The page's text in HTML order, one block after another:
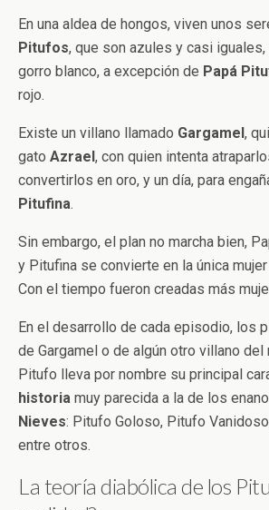
En una aldea de hongos, viven unos
Pitufos, que son azules y casi
gorro blanco, a excepción de Papá
rojo.
Existe un villano llamado Gargamel,
gato Azrael, con quien intenta
convertirlos en oro, y un día, para
Pitufina.
Sin embargo, el plan no marcha bien,
y Pitufina se convierte en la única
Con el tiempo fueron creadas más
En el desarrollo de cada episodio, los
de Gargamel o de algún otro villano del
Pitufo lleva por nombre su principal
historia muy parecida a la de los
Nieves: Pitufo Goloso, Pitufo
entre otros.
La teoría diabólica de los